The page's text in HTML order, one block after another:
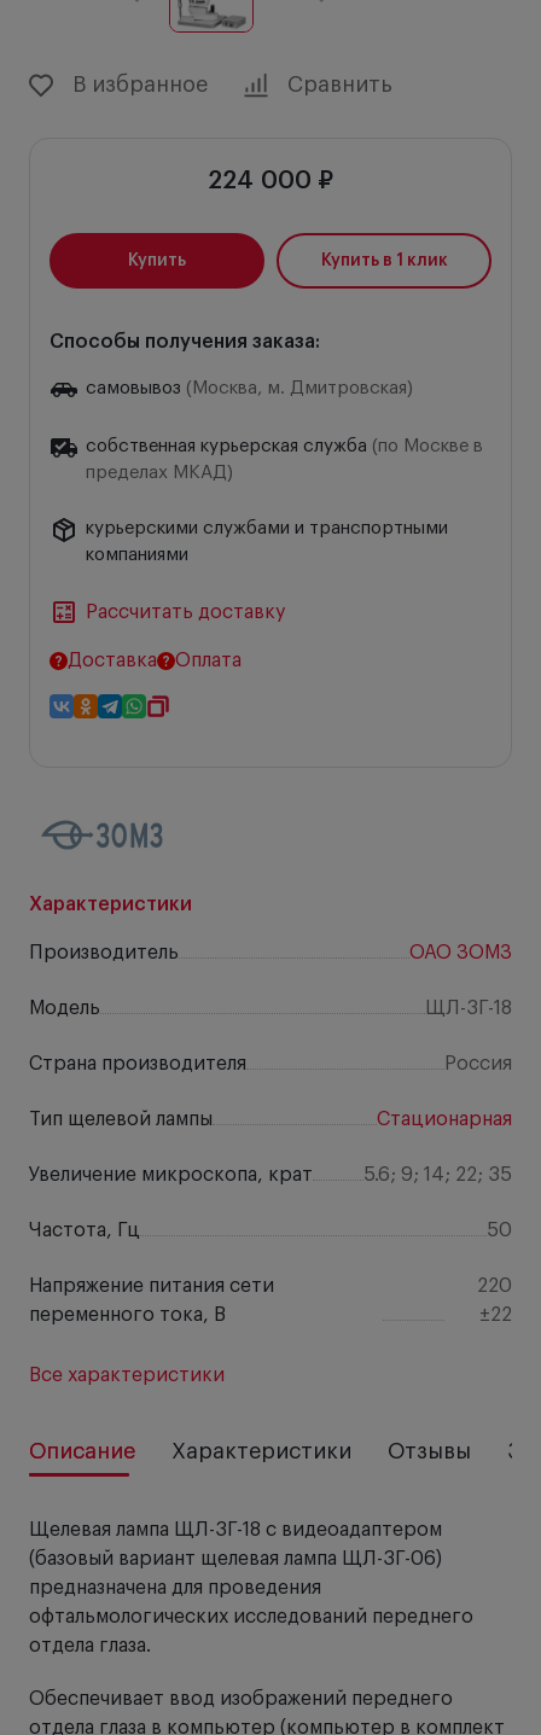
В избранное Сравнить
Характеристики
Производитель ОАО ЗОМЗ
Модель ЩЛ-3Г-18
Страна производителя Россия
Тип щелевой лампы Стационарная
Увеличение микроскопа, крат 5.6; 9; 14; 22; 35
Частота, Гц 50
Напряжение питания сети
переменного тока, В
220
±22
Все характеристики
224 000 ₽
Купить Купить в 1 клик
Способы получения заказа:
самовывоз (Москва, м. Дмитровская)
собственная курьерская служба (по Москве в
пределах МКАД)
курьерскими службами и транспортными
компаниями
Рассчитать доставку
Доставка Оплата
Описание Характеристики Отзывы
Щелевая лампа ЩЛ-3Г-18 с видеоадаптером
(базовый вариант щелевая лампа ЩЛ-3Г-06)
предназначена для проведения
офтальмологических исследований переднего
отдела глаза.
Обеспечивает ввод изображений переднего
отдела глаза в компьютер (компьютер в комплект